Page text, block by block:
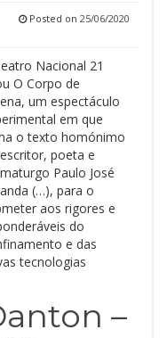
Posted on 25/06/2020
Nacional 21
O Corpo de
um espectáculo
em que
o texto homónimo
poeta e
Paulo José
(…), para o
aos rigores e
do
e das
tecnologias
–